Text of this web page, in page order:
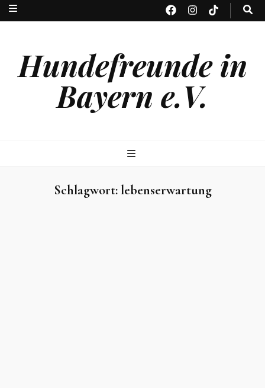
Hundefreunde in
Bayern e.V.
Schlagwort:lebenserwartung